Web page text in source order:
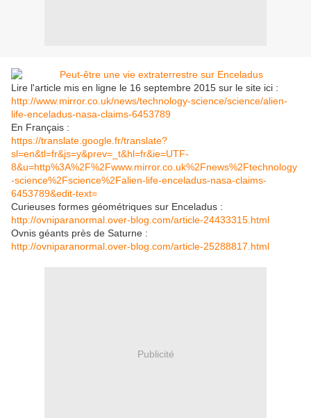
Lire l'article mis en ligne le 16 septembre 2015 sur le site ici :
http://www.mirror.co.uk/news/technology-science/science/alien-
life-enceladus-nasa-claims-6453789
En Français :
https://translate.google.fr/translate?
sl=en&tl=fr&js=y&prev=_t&hl=fr&ie=UTF-
8&u=http%3A%2F%2Fwww.mirror.co.uk%2Fnews%2Ftechnology
-science%2Fscience%2Falien-life-enceladus-nasa-claims-
6453789&edit-text=
Curieuses formes géométriques sur Enceladus :
http://ovniparanormal.over-blog.com/article-24433315.html
Ovnis géants près de Saturne :
http://ovniparanormal.over-blog.com/article-25288817.html
Publicité